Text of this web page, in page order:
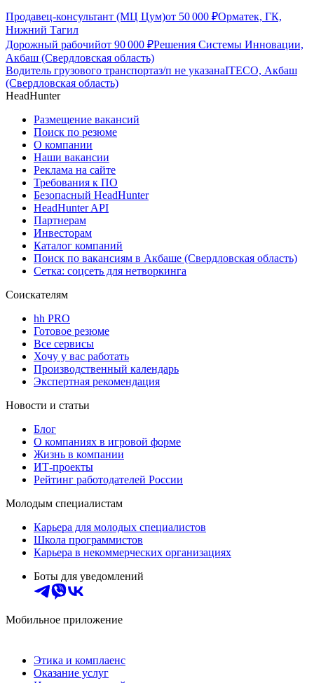
Продавец-консультант (МЦ Цум)от 50 000 ₽Орматек, ГК,
Нижний Тагил
Дорожный рабочийот 90 000 ₽Решения Системы Инновации,
Акбаш (Свердловская область)
Водитель грузового транспортаз/п не указанаITECO, Акбаш
(Свердловская область)
HeadHunter
Размещение вакансий
Поиск по резюме
О компании
Наши вакансии
Реклама на сайте
Требования к ПО
Безопасный HeadHunter
HeadHunter API
Партнерам
Инвесторам
Каталог компаний
Поиск по вакансиям в Акбаше (Свердловская область)
Сетка: соцсеть для нетворкинга
Соискателям
hh PRO
Готовое резюме
Все сервисы
Хочу у вас работать
Производственный календарь
Экспертная рекомендация
Новости и статьи
Блог
О компаниях в игровой форме
Жизнь в компании
ИТ-проекты
Рейтинг работодателей России
Молодым специалистам
Карьера для молодых специалистов
Школа программистов
Карьера в некоммерческих организациях
Боты для уведомлений
Мобильное приложение
Этика и комплаенс
Оказание услуг